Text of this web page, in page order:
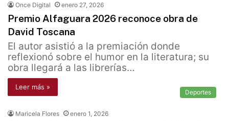
Once Digital enero 27, 2026
Premio Alfaguara 2026 reconoce obra de
David Toscana
El autor asistió a la premiación donde
reflexionó sobre el humor en la literatura; su
obra llegará a las librerías…
Leer más »
Deportes
Maricela Flores enero 1, 2026